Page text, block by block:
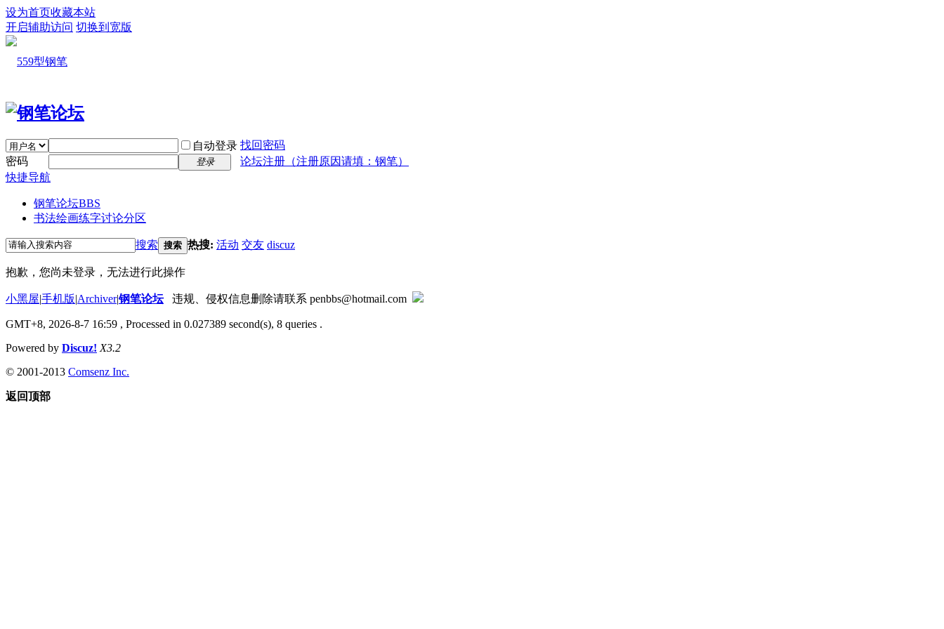
设为首页收藏本站
开启辅助访问 切换到宽版
自动登录 找回密码
密码
登录
论坛注册（注册原因请填：钢笔）
快捷导航
钢笔论坛BBS
书法绘画练字讨论分区
搜索 搜索 热搜: 活动 交友 discuz
抱歉，您尚未登录，无法进行此操作
小黑屋|手机版|Archiver|钢笔论坛 违规、侵权信息删除请联系 penbbs@hotmail.com
GMT+8, 2026-8-7 16:59 , Processed in 0.027389 second(s), 8 queries .
Powered by Discuz! X3.2
© 2001-2013 Comsenz Inc.
返回顶部